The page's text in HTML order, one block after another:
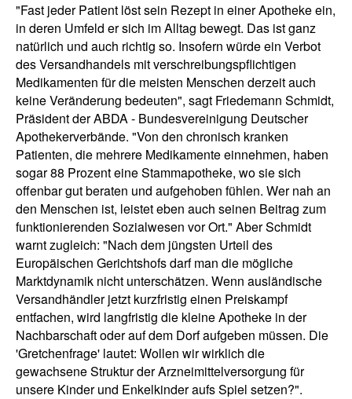
"Fast jeder Patient löst sein Rezept in einer Apotheke ein,
in deren Umfeld er sich im Alltag bewegt. Das ist ganz
natürlich und auch richtig so. Insofern würde ein Verbot
des Versandhandels mit verschreibungspflichtigen
Medikamenten für die meisten Menschen derzeit auch
keine Veränderung bedeuten", sagt Friedemann Schmidt,
Präsident der ABDA - Bundesvereinigung Deutscher
Apothekerverbände. "Von den chronisch kranken
Patienten, die mehrere Medikamente einnehmen, haben
sogar 88 Prozent eine Stammapotheke, wo sie sich
offenbar gut beraten und aufgehoben fühlen. Wer nah an
den Menschen ist, leistet eben auch seinen Beitrag zum
funktionierenden Sozialwesen vor Ort." Aber Schmidt
warnt zugleich: "Nach dem jüngsten Urteil des
Europäischen Gerichtshofs darf man die mögliche
Marktdynamik nicht unterschätzen. Wenn ausländische
Versandhändler jetzt kurzfristig einen Preiskampf
entfachen, wird langfristig die kleine Apotheke in der
Nachbarschaft oder auf dem Dorf aufgeben müssen. Die
'Gretchenfrage' lautet: Wollen wir wirklich die
gewachsene Struktur der Arzneimittelversorgung für
unsere Kinder und Enkelkinder aufs Spiel setzen?".